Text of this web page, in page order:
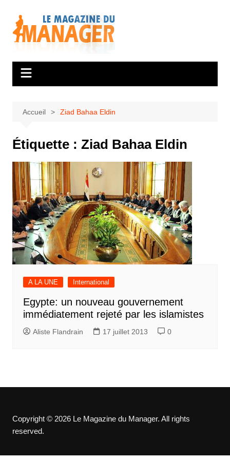
contenu
Accueil Ziad Bahaa Eldin
Étiquette : Ziad Bahaa Eldin
A LA UNE International
Egypte: un nouveau gouvernement
immédiatement rejeté par les islamistes
Aliste Flandrain 17 juillet 2013 0
Copyright © 2026 Le Magazine du Manager. All rights
reserved.